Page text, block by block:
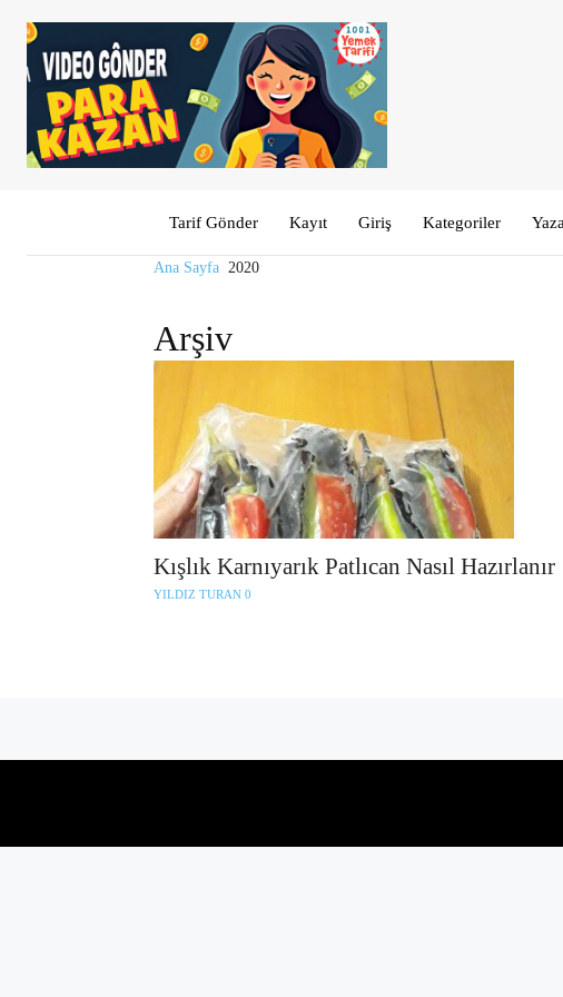
Tarif Gönder Kayıt Giriş Kategoriler
Ana Sayfa 2020
Arşiv
Kışlık Karnıyarık Patlıcan Nasıl Hazırlanır
YILDIZ TURAN 0